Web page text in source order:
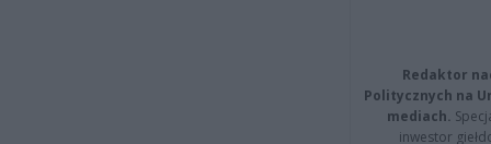
Redaktor
Politycznych na
mediach.
inwestor